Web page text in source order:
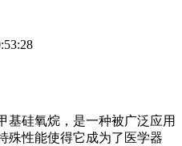
基硅氧烷，是一种被广泛应用
殊性能使得它成为了医学器